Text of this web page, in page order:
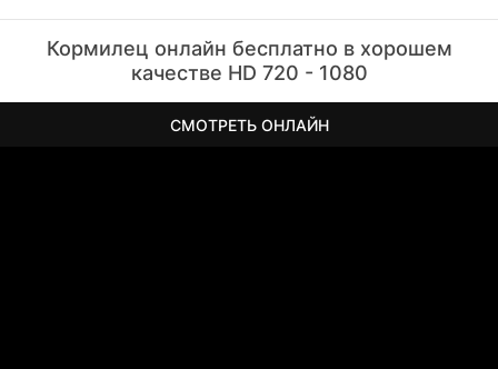
Кормилец онлайн бесплатно в хорошем
качестве HD 720 - 1080
СМОТРЕТЬ ОНЛАЙН